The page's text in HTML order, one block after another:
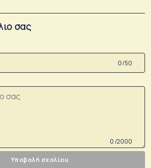
σας
0 /50
0 /2000
Υποβολή σχολίου